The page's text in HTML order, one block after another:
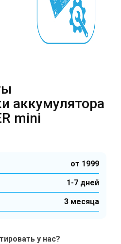
аккумулятора
mini
от 1999
1-7 дней
3 месяца
у нас?